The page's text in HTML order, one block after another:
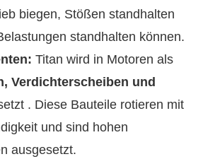
biegen, Stößen standhalten
standhalten können.
Titan wird in Motoren als
Verdichterscheiben und
. Diese Bauteile rotieren mit
und sind hohen
ausgesetzt.